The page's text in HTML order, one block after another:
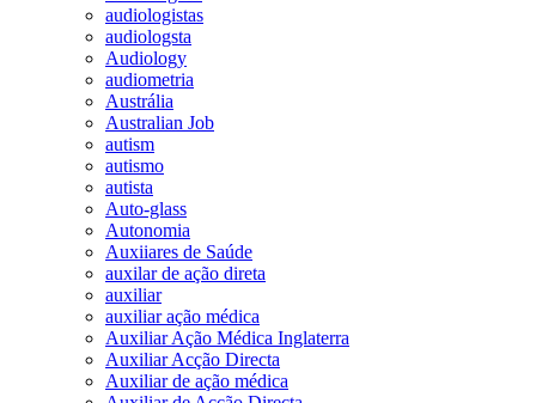
audiologistas
audiologsta
Audiology
audiometria
Austrália
Australian Job
autism
autismo
autista
Auto-glass
Autonomia
Auxiiares de Saúde
auxilar de ação direta
auxiliar
auxiliar ação médica
Auxiliar Ação Médica Inglaterra
Auxiliar Acção Directa
Auxiliar de ação médica